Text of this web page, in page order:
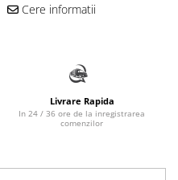
Cere informatii
Livrare Rapida
In 24 / 36 ore de la inregistrarea
comenzilor